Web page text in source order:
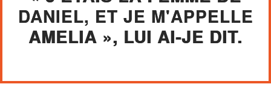
DANIEL, ET JE M'APPELLE
AMELIA », LUI AI-JE DIT.